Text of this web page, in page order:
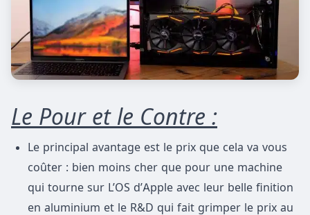
Le Pour et le Contre :
Le principal avantage est le prix que cela va vous
coûter : bien moins cher que pour une machine
qui tourne sur L’OS d’Apple avec leur belle finition
en aluminium et le R&D qui fait grimper le prix au